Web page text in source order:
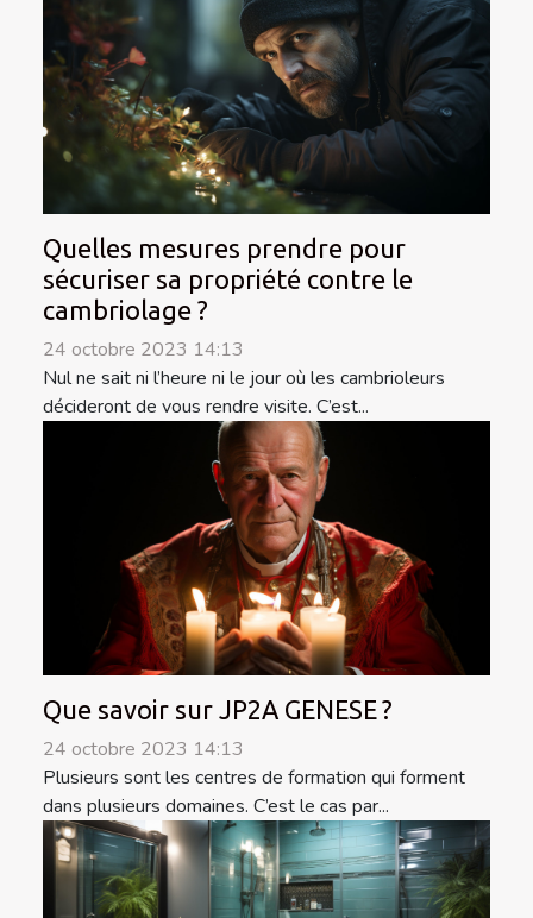
Quelles mesures prendre pour
sécuriser sa propriété contre le
cambriolage ?
24 octobre 2023 14:13
Nul ne sait ni l’heure ni le jour où les cambrioleurs
décideront de vous rendre visite. C’est...
Que savoir sur JP2A GENESE ?
24 octobre 2023 14:13
Plusieurs sont les centres de formation qui forment
dans plusieurs domaines. C’est le cas par...